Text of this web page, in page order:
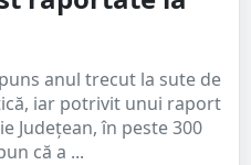
anul trecut la sute de
iar potrivit unui raport
Județean, în peste 300
că a ...